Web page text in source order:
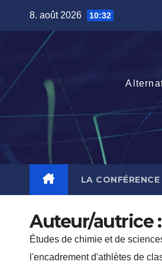
8. août 2026 10:32
LA CONFÉRENCE
Auteur/autrice :
Études de chimie et de
l'encadrement d'athlètes de